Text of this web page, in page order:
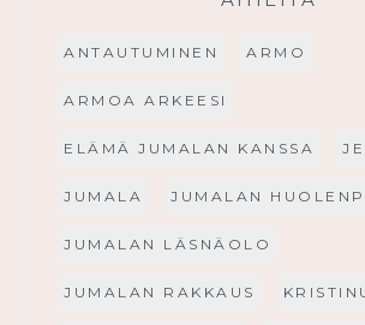
ANTAUTUMINEN ARMO
ARMOA ARKEESI
ELÄMÄ JUMALAN KANSSA
JUMALA JUMALAN
JUMALAN LÄSNÄOLO
JUMALAN RAKKAUS